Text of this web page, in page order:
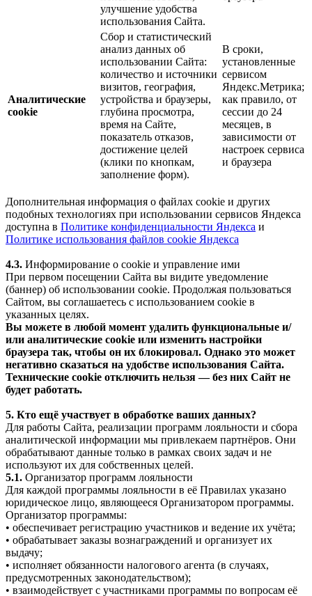
улучшение удобства
использования Сайта.
Аналитические
cookie
Сбор и статистический
анализ данных об
использовании Сайта:
количество и источники
визитов, география,
устройства и браузеры,
глубина просмотра,
время на Сайте,
показатель отказов,
достижение целей
(клики по кнопкам,
заполнение форм).
В сроки,
установленные
сервисом
Яндекс.Метрика;
как правило, от
сессии до 24
месяцев, в
зависимости от
настроек сервиса
и браузера
Дополнительная информация о файлах cookie и других
подобных технологиях при использовании сервисов Яндекса
доступна в Политике конфиденциальности Яндекса и
Политике использования файлов cookie Яндекса
4.3. Информирование о cookie и управление ими
При первом посещении Сайта вы видите уведомление
(баннер) об использовании cookie. Продолжая пользоваться
Сайтом, вы соглашаетесь с использованием cookie в
указанных целях.
Вы можете в любой момент удалить функциональные и/
или аналитические cookie или изменить настройки
браузера так, чтобы он их блокировал. Однако это может
негативно сказаться на удобстве использования Сайта.
Технические cookie отключить нельзя — без них Сайт не
будет работать.
5. Кто ещё участвует в обработке ваших данных?
Для работы Сайта, реализации программ лояльности и сбора
аналитической информации мы привлекаем партнёров. Они
обрабатывают данные только в рамках своих задач и не
используют их для собственных целей.
5.1. Организатор программ лояльности
Для каждой программы лояльности в её Правилах указано
юридическое лицо, являющееся Организатором программы.
Организатор программы:
• обеспечивает регистрацию участников и ведение их учёта;
• обрабатывает заказы вознаграждений и организует их
выдачу;
• исполняет обязанности налогового агента (в случаях,
предусмотренных законодательством);
• взаимодействует с участниками программы по вопросам её